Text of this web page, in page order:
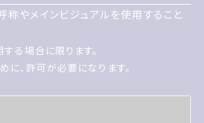
いの呼称やメインビジュアルを使用
やメインビジュアルを使用すること
に使用する場合に
る場合に限ります。
に 許可が必要になります
に、許可が必要になります。